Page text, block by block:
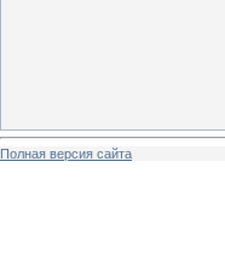
Полная версия сайта